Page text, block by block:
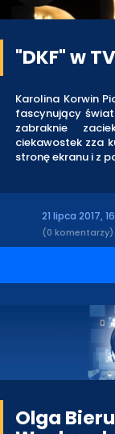
"DKF" w
Karolina Korwin
fascynujący świat
zabraknie
ciekawostek zza
stronę ekranu i z
21 lipca 2017,
(0 komentarzy)
Olga